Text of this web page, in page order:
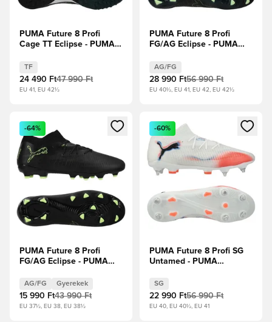
PUMA Future 8 Profi
Cage TT Eclipse - PUMA
pálya
TF
24 490 Ft47 990 Ft
EU 41, EU 42½
PUMA Future 8 Profi
FG/AG Eclipse - PUMA
pálya
AG/FG
28 990 Ft56 990 Ft
EU 40½, EU 41, EU 42, EU 42½
Megnyit egy modált a bejelentkezéshez vagy a tagként
-64%
PUMA Future 8 Profi
FG/AG Eclipse - PUMA
pálya Gyerek
AG/FG Gyerekek
15 990 Ft43 990 Ft
EU 37½, EU 38, EU 38½
Megnyit egy modált a
-60%
PUMA Future 8 Profi SG
Untamed - PUMA
piros
SG
22 990 Ft56 990 Ft
EU 40, EU 40½, EU 41